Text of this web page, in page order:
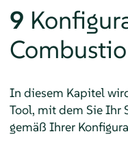
9
In diesem Kapitel
Tool, mit dem Sie Ihr
gemäß Ihrer